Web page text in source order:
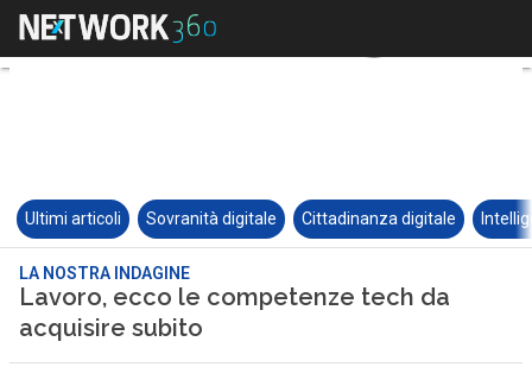
Ultimi articoli Sovranità digitale Cittadinanza digitale
LA NOSTRA INDAGINE
Lavoro, ecco le competenze tech da
acquisire subito